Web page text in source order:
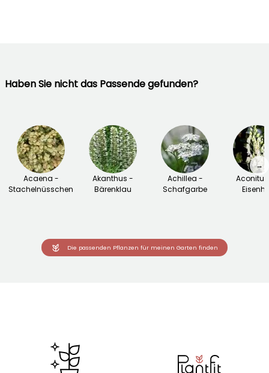
Haben Sie nicht das Passende gefunden?
Acaena -
Stachelnüsschen
Akanthus -
Bärenklau
Achillea -
Schafgarbe
→
Die passenden Pflanzen für meinen Garten finden